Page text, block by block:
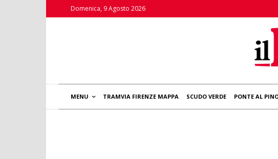
Domenica, 9 Agosto 2026
MENU TRAMVIA FIRENZE MAPPA SCUDO VERDE PONTE AL